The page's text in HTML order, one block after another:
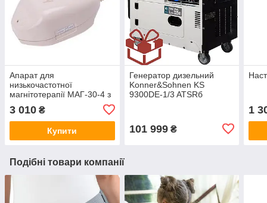
Апарат для
низькочастотної
магнітотерапії МАГ-30-4 з
3 010 ₴
Купити
Генератор дизельний
Konner&Sohnen KS
9300DE-1/3 ATSRб
101 999₴
1
Подібні товари компанії